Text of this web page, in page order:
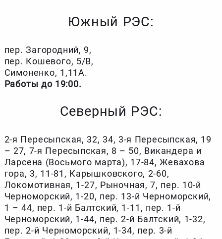
Южный РЭС:
пер. Загородний, 9,
пер. Кошевого, 5/В,
Симоненко, 1,11А.
Работы до 19:00.
Северный РЭС:
2-я Пересыпская, 32, 34, 3-я Пересыпская, 19
– 27, 7-я Пересыпская, 8 – 50, Викандера и
Ларсена (Восьмого марта), 17-84, Жевахова
гора, 3, 11-81, Карышковского, 2-60,
Локомотивная, 1-27, Рыночная, 7, пер. 10-й
Черноморский, 1-20, пер. 13-й Черноморский,
1 – 44, пер. 1-й Балтский, 1-11, пер. 1-й
Черноморский, 1-44, пер. 2-й Балтский, 1-32,
пер. 2-й Черноморский, 1-34, пер. 3-й